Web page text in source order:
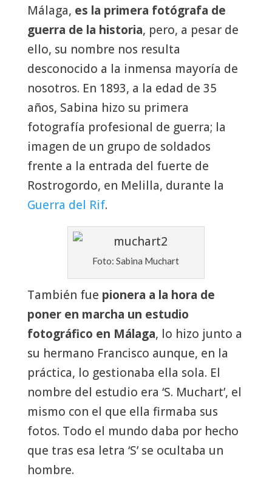
Málaga, es la primera fotógrafa de
guerra de la historia, pero, a pesar de
ello, su nombre nos resulta
desconocido a la inmensa mayoría de
nosotros. En 1893, a la edad de 35
años, Sabina hizo su primera
fotografía profesional de guerra; la
imagen de un grupo de soldados
frente a la entrada del fuerte de
Rostrogordo, en Melilla, durante la
Guerra del Rif.
Foto: Sabina Muchart
También fue pionera a la hora de
poner en marcha un estudio
fotográfico en Málaga, lo hizo junto a
su hermano Francisco aunque, en la
práctica, lo gestionaba ella sola. El
nombre del estudio era ‘S. Muchart’, el
mismo con el que ella firmaba sus
fotos. Todo el mundo daba por hecho
que tras esa letra ‘S’ se ocultaba un
hombre.